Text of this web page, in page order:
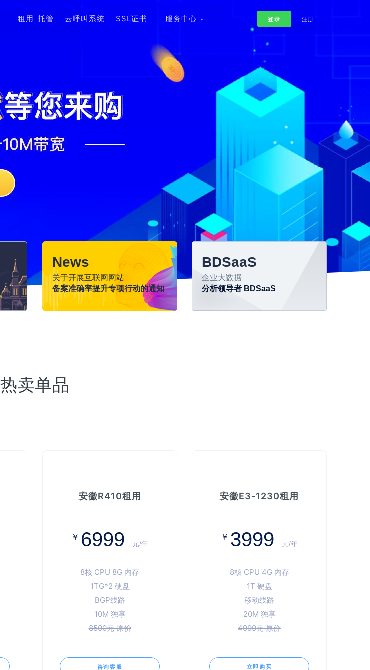
租用 托管 云呼叫系统 SSL证书 服务中心 登录 注册
News
关于开展互联网网站
备案准确率提升专项行动的通知
BDSaaS
企业大数据
分析领导者 BDSaaS
热卖单品
安徽R410租用
￥ 6999 元/年
8核 CPU 8G 内存
1TG*2 硬盘
BGP线路
10M 独享
8500元 原价
咨询客服
安徽E3-1230租用
￥ 3999 元/年
8核 CPU 4G 内存
1T 硬盘
移动线路
20M 独享
4999元 原价
立即购买